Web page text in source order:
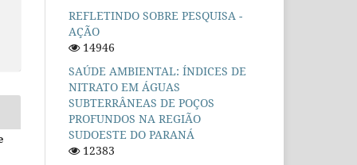
REFLETINDO SOBRE PESQUISA -
AÇÃO
14946
SAÚDE AMBIENTAL: ÍNDICES DE
NITRATO EM ÁGUAS
SUBTERRÂNEAS DE POÇOS
PROFUNDOS NA REGIÃO
SUDOESTE DO PARANÁ
12383